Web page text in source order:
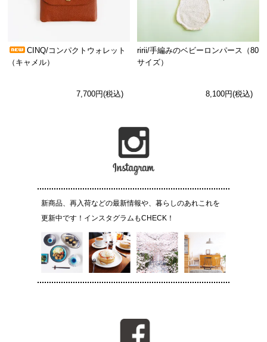
CINQ/コンパクトウォレット
（キャメル）
7,700円(税込)
ririi/手編みのベビーロンパース（80
サイズ）
8,100円(税込)
新商品、再入荷などの最新情報や、暮らしのあれこれを
更新中です！インスタグラムもCHECK！